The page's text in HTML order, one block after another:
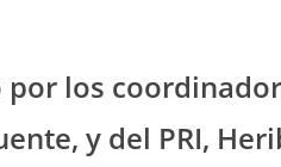
los
y del PRI,